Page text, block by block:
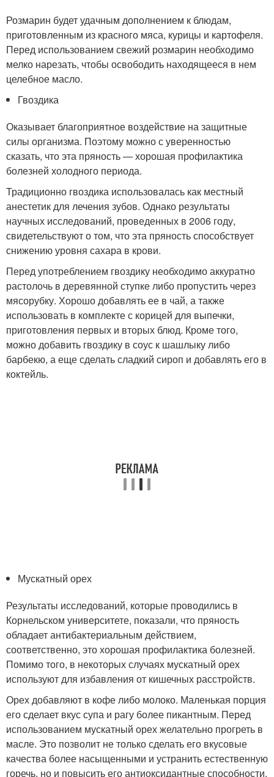
Розмарин будет удачным дополнением к блюдам,
приготовленным из красного мяса, курицы и картофеля.
Перед использованием свежий розмарин необходимо
мелко нарезать, чтобы освободить находящееся в нем
целебное масло.
Гвоздика
Оказывает благоприятное воздействие на защитные
силы организма. Поэтому можно с уверенностью
сказать, что эта пряность — хорошая профилактика
болезней холодного периода.
Традиционно гвоздика использовалась как местный
анестетик для лечения зубов. Однако результаты
научных исследований, проведенных в 2006 году,
свидетельствуют о том, что эта пряность способствует
снижению уровня сахара в крови.
Перед употреблением гвоздику необходимо аккуратно
растолочь в деревянной ступке либо пропустить через
мясорубку. Хорошо добавлять ее в чай, а также
использовать в комплекте с корицей для выпечки,
приготовления первых и вторых блюд. Кроме того,
можно добавить гвоздику в соус к шашлыку либо
барбекю, а еще сделать сладкий сироп и добавлять его в
коктейль.
Мускатный орех
Результаты исследований, которые проводились в
Корнельском университете, показали, что пряность
обладает антибактериальным действием,
соответственно, это хорошая профилактика болезней.
Помимо того, в некоторых случаях мускатный орех
используют для избавления от кишечных расстройств.
Орех добавляют в кофе либо молоко. Маленькая порция
его сделает вкус супа и рагу более пикантным. Перед
использованием мускатный орех желательно прогреть в
масле. Это позволит не только сделать его вкусовые
качества более насыщенными и устранить естественную
горечь, но и повысить его антиоксидантные способности.